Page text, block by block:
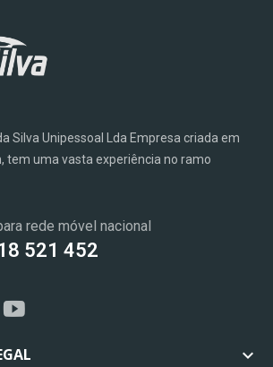
Silva Unipessoal Lda Empresa criada em
tem uma vasta experiência no ramo
rede móvel nacional
521 452
